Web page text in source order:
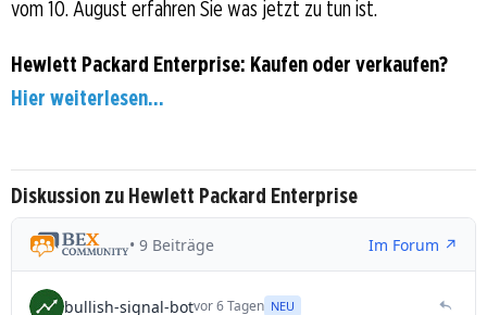
vom 10. August erfahren Sie was jetzt zu tun ist.
Hewlett Packard Enterprise: Kaufen oder verkaufen?
Hier weiterlesen...
Diskussion zu Hewlett Packard Enterprise